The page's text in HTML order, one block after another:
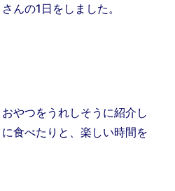
んの1日をしました。
やつをうれしそうに紹介し
食べたりと、楽しい時間を